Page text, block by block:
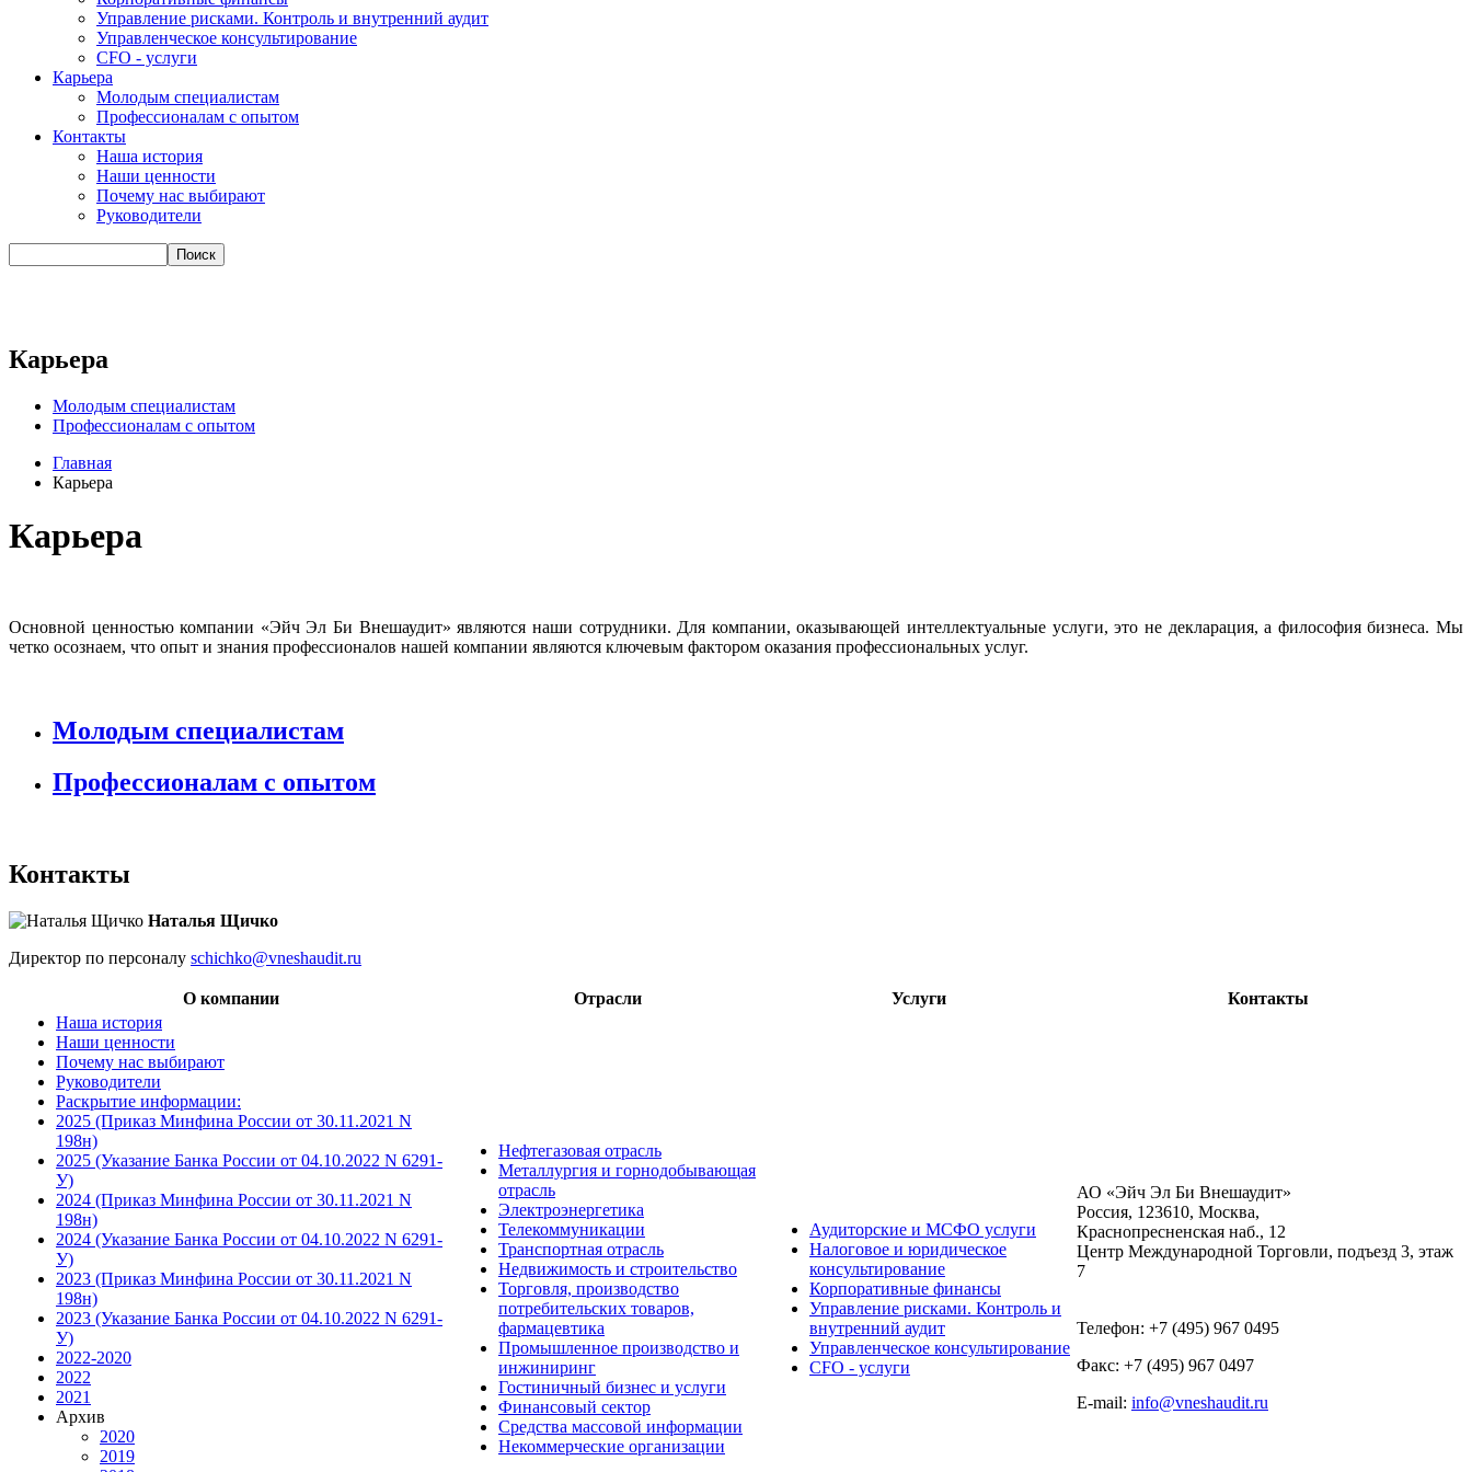
Управление рисками. Контроль и внутренний аудит
Управленческое консультирование
CFO - услуги
Карьера
Молодым специалистам
Профессионалам с опытом
Контакты
Наша история
Наши ценности
Почему нас выбирают
Руководители
Карьера
Молодым специалистам
Профессионалам с опытом
Главная
Карьера
Карьера
Основной ценностью компании «Эйч Эл Би Внешаудит» являются наши сотрудники. Для компании, оказывающей интеллектуальные услуги, это не декларация, а философия бизнеса. Мы
четко осознаем, что опыт и знания профессионалов нашей компании являются ключевым фактором оказания профессиональных услуг.
Молодым специалистам
Профессионалам с опытом
Контакты
Наталья Щичко
Директор по персоналу schichko@vneshaudit.ru
О компании Отрасли Услуги
Контакты
Наша история
Наши ценности
Почему нас выбирают
Руководители
Раскрытие информации:
2025 (Приказ Минфина России от 30.11.2021 N
198н)
2025 (Указание Банка России от 04.10.2022 N 6291-
У)
2024 (Приказ Минфина России от 30.11.2021 N
198н)
2024 (Указание Банка России от 04.10.2022 N 6291-
У)
2023 (Приказ Минфина России от 30.11.2021 N
198н)
2023 (Указание Банка России от 04.10.2022 N 6291-
У)
2022-2020
2022
2021
Архив
2020
2019
Нефтегазовая отрасль
Металлургия и горнодобывающая
отрасль
Электроэнергетика
Телекоммуникации
Транспортная отрасль
Недвижимость и строительство
Торговля, производство
потребительских товаров,
фармацевтика
Промышленное производство и
инжиниринг
Гостиничный бизнес и услуги
Финансовый сектор
Средства массовой информации
Некоммерческие организации
Аудиторские и МСФО услуги
Налоговое и юридическое
консультирование
Корпоративные финансы
Управление рисками. Контроль и
внутренний аудит
Управленческое консультирование
CFO - услуги
АО «Эйч Эл Би Внешаудит»
Россия, 123610, Москва,
Краснопресненская наб., 12
Центр Международной Торговли, подъезд 3, этаж
7
Телефон: +7 (495) 967 0495
Факс: +7 (495) 967 0497
E-mail: info@vneshaudit.ru